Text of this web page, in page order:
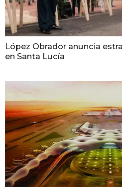
López Obrador anuncia
en Santa Lucía